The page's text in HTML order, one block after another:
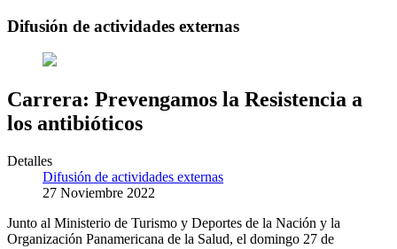
Difusión de actividades externas
Carrera: Prevengamos la Resistencia a
los antibióticos
Detalles
Difusión de actividades externas
27 Noviembre 2022
Junto al Ministerio de Turismo y Deportes de la Nación y la
Organización Panamericana de la Salud, el domingo 27 de